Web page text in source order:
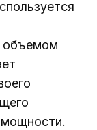
объемом